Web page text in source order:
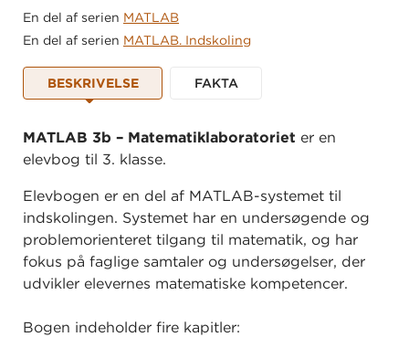
En del af serien MATLAB
En del af serien MATLAB. Indskoling
BESKRIVELSE FAKTA
MATLAB 3b – Matematiklaboratoriet er en
elevbog til 3. klasse.
Elevbogen er en del af MATLAB-systemet til
indskolingen. Systemet har en undersøgende og
problemorienteret tilgang til matematik, og har
fokus på faglige samtaler og undersøgelser, der
udvikler elevernes matematiske kompetencer.
Bogen indeholder fire kapitler: